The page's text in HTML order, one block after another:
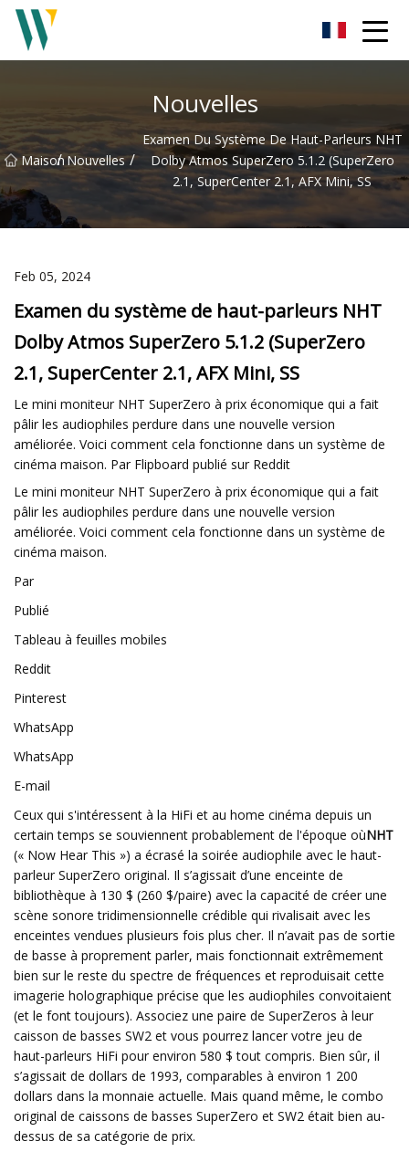
Nouvelles
Maison
/ Nouvelles /
Examen Du Système De Haut-Parleurs NHT
Dolby Atmos SuperZero 5.1.2 (SuperZero
2.1, SuperCenter 2.1, AFX Mini, SS
Feb 05, 2024
Examen du système de haut-parleurs NHT
Dolby Atmos SuperZero 5.1.2 (SuperZero
2.1, SuperCenter 2.1, AFX Mini, SS
Le mini moniteur NHT SuperZero à prix économique qui a fait
pâlir les audiophiles perdure dans une nouvelle version
améliorée. Voici comment cela fonctionne dans un système de
cinéma maison. Par Flipboard publié sur Reddit
Le mini moniteur NHT SuperZero à prix économique qui a fait
pâlir les audiophiles perdure dans une nouvelle version
améliorée. Voici comment cela fonctionne dans un système de
cinéma maison.
Par
Publié
Tableau à feuilles mobiles
Reddit
Pinterest
WhatsApp
WhatsApp
E-mail
Ceux qui s'intéressent à la HiFi et au home cinéma depuis un
certain temps se souviennent probablement de l'époque oùNHT
(« Now Hear This ») a écrasé la soirée audiophile avec le haut-
parleur SuperZero original. Il s’agissait d’une enceinte de
bibliothèque à 130 $ (260 $/paire) avec la capacité de créer une
scène sonore tridimensionnelle crédible qui rivalisait avec les
enceintes vendues plusieurs fois plus cher. Il n’avait pas de sortie
de basse à proprement parler, mais fonctionnait extrêmement
bien sur le reste du spectre de fréquences et reproduisait cette
imagerie holographique précise que les audiophiles convoitaient
(et le font toujours). Associez une paire de SuperZeros à leur
caisson de basses SW2 et vous pourrez lancer votre jeu de
haut-parleurs HiFi pour environ 580 $ tout compris. Bien sûr, il
s’agissait de dollars de 1993, comparables à environ 1 200
dollars dans la monnaie actuelle. Mais quand même, le combo
original de caissons de basses SuperZero et SW2 était bien au-
dessus de sa catégorie de prix.